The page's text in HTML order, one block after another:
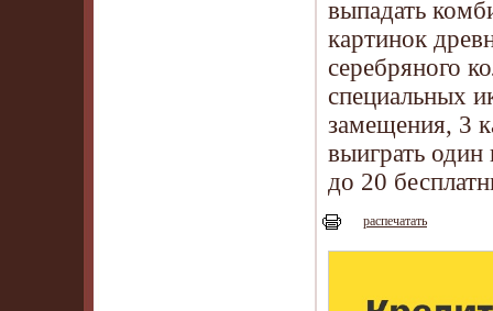
выпадать
картинок
серебряного
специальных
замещения, 3
выиграть
до 20
распечатать